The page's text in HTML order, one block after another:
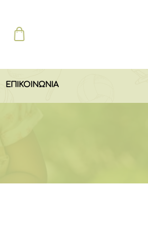
ΕΠΙΚΟΙΝΩΝΙΑ